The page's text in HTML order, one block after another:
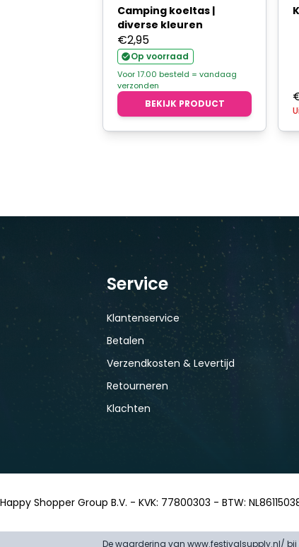
Camping koeltas |
diverse kleuren
€2,95
Op voorraad
Voor 17.00 besteld = vandaag
verzonden
BEKIJK PRODUCT
Service
Klantenservice
Betalen
Verzendkosten & Levertijd
Retourneren
Klachten
Shopper Group B.V. - KVK: 77800303 - BTW:
De waardering van www.festivalsupply.nl/ bij